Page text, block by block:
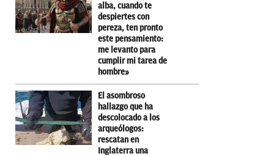
alba, cuando te
despiertes con
pereza, ten pronto
este pensamiento:
me levanto para
cumplir mi tarea de
hombre»
El asombroso
hallazgo que ha
descolocado a los
arqueólogos:
rescatan en
Inglaterra una